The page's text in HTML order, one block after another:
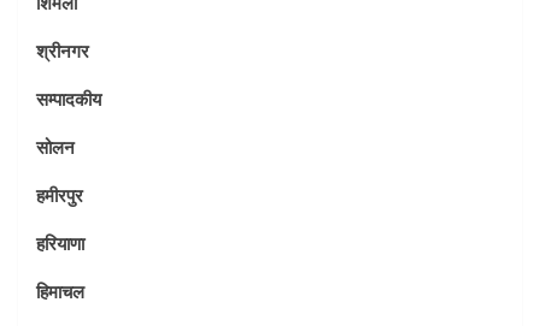
श्रीनगर
सम्पादकीय
सोलन
हमीरपुर
हरियाणा
हिमाचल